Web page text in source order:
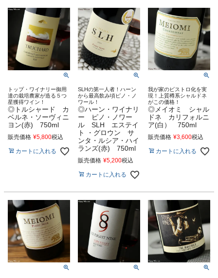
トップ・ワイナリー御用
達の栽培農家が造る５つ
星獲得ワイン！
◎トルシャード カ
ベルネ・ソーヴィニ
ヨン(赤) 750ml
販売価格 ¥5,800税込
カートに入れる
SLHの第一人者！ハーン
から最高飲み頃ピノ・ノ
ワール！
◎ハーン・ワイナリ
ー ピノ・ノワー
ル SLH エステイ
ト ・グロウン サ
ンタ・ルシア・ハイ
ランズ(赤) 750ml
販売価格 ¥5,200税込
カートに入れる
我が家のビストロ化を実
現！上質樽系シャルドネ
がこの価格！
◎メイオミ シャル
ドネ カリフォルニ
ア(白） 750ml
販売価格 ¥3,600税込
カートに入れる